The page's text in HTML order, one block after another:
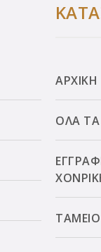
ΑΡΧΙΚΗ
ΟΛΑ
ΤΑΜΕΙΟ